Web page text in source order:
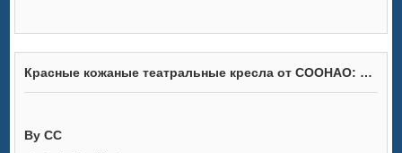
Красные кожаные театральные кресла от COOHAO: Идеальный Выбор для Вашего Интерьера
By CC